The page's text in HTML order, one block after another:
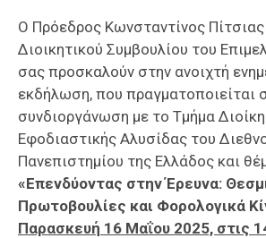
Επαγγελμάτων
ΕΒΕΠ-
ΚΜ
Πιερία
Ο Πρόεδρος Κωνσταντίνος Πίτσιας
Διοικητικού Συμβουλίου του
σας προσκαλούν στην ανοιχτή
εκδήλωση, που πραγματοποιείται
συνδιοργάνωση με το Τμήμα
Εφοδιαστικής Αλυσίδας του
Πανεπιστημίου της Ελλάδος και
«Επενδύοντας στην Έρευνα:
Πρωτοβουλίες και Φορολογικά
Παρασκευή 16 Μαΐου 2025, στις